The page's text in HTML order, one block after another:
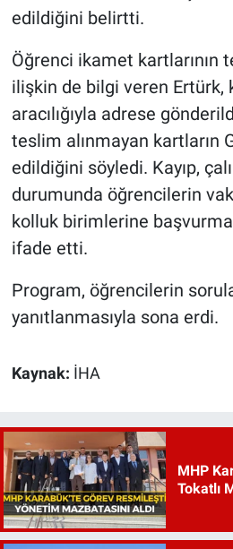
edildiğini belirtti.
Öğrenci ikamet kartlarının
ilişkin de bilgi veren Ertürk,
aracılığıyla adrese
teslim alınmayan kartların
edildiğini söyledi. Kayıp,
durumunda öğrencilerin
kolluk birimlerine
ifade etti.
Program, öğrencilerin
yanıtlanmasıyla sona erdi.
Kaynak: İHA
MHP
Tokatlı